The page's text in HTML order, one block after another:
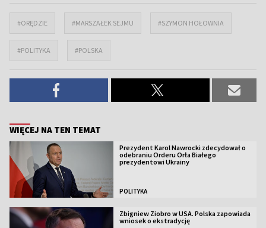
#ORĘDZIE #MARSZAŁEK SEJMU #SZYMON HOŁOWNIA
#POLITYKA #POLSKA
WIĘCEJ NA TEN TEMAT
Prezydent Karol Nawrocki zdecydował o
odebraniu Orderu Orła Białego
prezydentowi Ukrainy
POLITYKA
Zbigniew Ziobro w USA. Polska zapowiada
wniosek o ekstradycję